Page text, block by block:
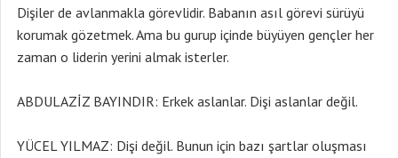
Dişiler de avlanmakla görevlidir. Babanın asıl görevi sürüyü
korumak gözetmek. Ama bu gurup içinde büyüyen gençler her
zaman o liderin yerini almak isterler.
ABDULAZİZ BAYINDIR: Erkek aslanlar. Dişi aslanlar değil.
YÜCEL YILMAZ: Dişi değil. Bunun için bazı şartlar oluşması